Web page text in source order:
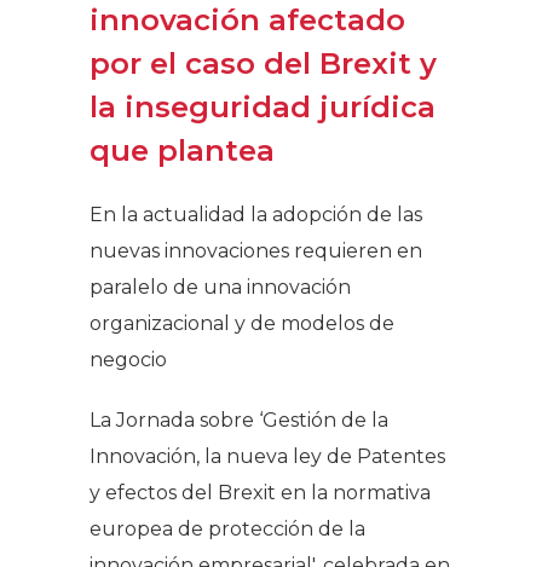
innovación afectado
por el caso del Brexit y
la inseguridad jurídica
que plantea
En la actualidad la adopción de las
nuevas innovaciones requieren en
paralelo de una innovación
organizacional y de modelos de
negocio
La Jornada sobre ‘Gestión de la
Innovación, la nueva ley de Patentes
y efectos del Brexit en la normativa
europea de protección de la